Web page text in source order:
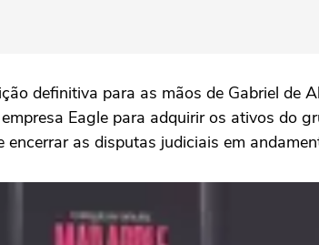
definitiva para as mãos de Gabriel de
Eagle para adquirir os ativos do
encerrar as disputas judiciais em